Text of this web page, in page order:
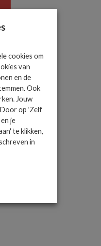
cookies om
van
en de
Ook
Jouw
op 'Zelf
je
te klikken,
in